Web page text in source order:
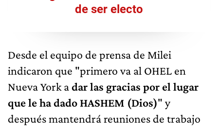
de ser electo
Desde el equipo de prensa de Milei
indicaron que "primero va al OHEL en
Nueva York adar las gracias por el lugar
que le ha dado HASHEM (Dios)" y
después mantendrá reuniones de trabajo